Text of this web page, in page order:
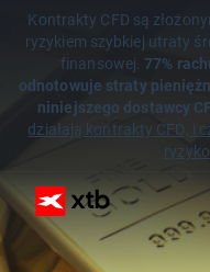
Kontrakty CFD są
ryzykiem szybkiej utraty
finansowej.77%
odnotowuje straty
niniejszego dostawcy
działają kontrakty CFD, i